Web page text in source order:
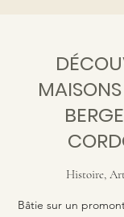
Histoire,
Bâtie sur un